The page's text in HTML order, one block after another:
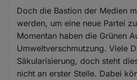
Doch die Bastion der Medien
werden, um eine neue Partei
Momentan haben die Grünen
Umweltverschmutzung. Viele
Säkularisierung, doch steht
nicht an erster Stelle. Dabei